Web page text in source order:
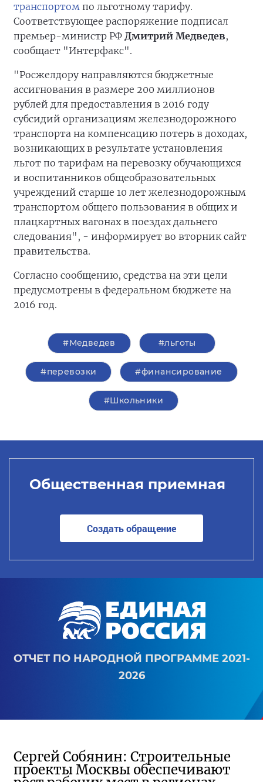
транспортом по льготному тарифу.
Соответствующее распоряжение подписал
премьер-министр РФ Дмитрий Медведев,
сообщает "Интерфакс".
"Росжелдору направляются бюджетные
ассигнования в размере 200 миллионов
рублей для предоставления в 2016 году
субсидий организациям железнодорожного
транспорта на компенсацию потерь в доходах,
возникающих в результате установления
льгот по тарифам на перевозку обучающихся
и воспитанников общеобразовательных
учреждений старше 10 лет железнодорожным
транспортом общего пользования в общих и
плацкартных вагонах в поездах дальнего
следования", - информирует во вторник сайт
правительства.
Согласно сообщению, средства на эти цели
предусмотрены в федеральном бюджете на
2016 год.
#Медведев #льготы
#перевозки #финансирование
#Школьники
Общественная приемная
Создать обращение
ОТЧЕТ ПО НАРОДНОЙ ПРОГРАММЕ 2021-
2026
Сергей Собянин: Строительные
проекты Москвы обеспечивают